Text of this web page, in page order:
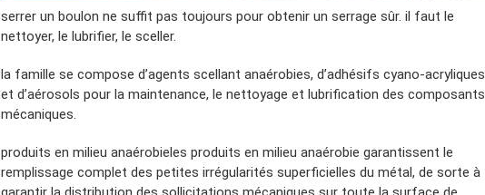
serrer un boulon ne suffit pas toujours pour obtenir un serrage sûr. il faut le
nettoyer, le lubrifier, le sceller.
la famille se compose d’agents scellant anaérobies, d’adhésifs cyano-acryliques
et d’aérosols pour la maintenance, le nettoyage et lubrification des composants
mécaniques.
produits en milieu anaérobieles produits en milieu anaérobie garantissent le
remplissage complet des petites irrégularités superficielles du métal, de sorte à